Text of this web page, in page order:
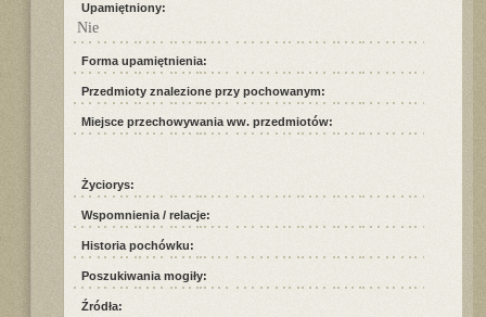
Upamiętniony:
Nie
Forma upamiętnienia:
Przedmioty znalezione przy pochowanym:
Miejsce przechowywania ww. przedmiotów:
Życiorys:
Wspomnienia / relacje:
Historia pochówku:
Poszukiwania mogiły:
Źródła: